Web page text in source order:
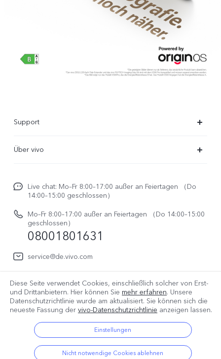
Support
Service Center
IMEI-Authentifizierung
Reparaturerfassung
System Verbesserung
Benutzerhandbuch
Log aktualisieren
Garantiebestimmungen
Über vivo
Impressum
Rechtliche Hinweise
vivo Datenschutzcenter
Live chat: Mo–Fr 8:00–17:00 außer an Feiertagen （Do
14:00–15:00 geschlossen）
Mo–Fr 8:00–17:00 außer an Feiertagen （Do 14:00–15:00
geschlossen）
08001801631
service@de.vivo.com
Deutschland | Land/Region auswählen
© 2026 vivo Mobile Communication Co., Ltd. Alle Rechte
vorbehalten.
Datenschutz Bestimmungen
Cookie Richtlinie
Diese Seite verwendet Cookies, einschließlich solcher von Erst-
und Drittanbietern. Hier können Sie mehr erfahren. Unsere
Datenschutzrichtlinie wurde am aktualisiert. Sie können sich die
neueste Fassung der vivo-Datenschutzrichtlinie anzeigen lassen.
Einstellungen
Nicht notwendige Cookies ablehnen